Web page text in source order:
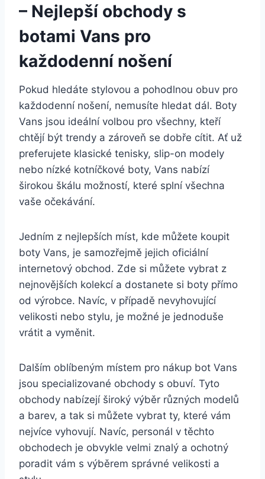
– Nejlepší obchody s
botami Vans ‍pro
každodenní nošení
Pokud hledáte stylovou a pohodlnou obuv pro
každodenní nošení, nemusíte hledat dál. Boty
Vans jsou ⁣ideální volbou pro všechny, kteří
‍chtějí být trendy a zároveň se dobře‍ cítit.‌ Ať už
preferujete⁢ klasické⁢ tenisky, slip-on modely
nebo nízké‌ kotníčkové ‌boty,⁤ Vans nabízí
širokou škálu možností, které splní všechna
vaše očekávání.
Jedním ​z nejlepších ⁤míst, kde můžete koupit
boty Vans, je samozřejmě jejich oficiální
internetový obchod. Zde si můžete vybrat z
nejnovějších kolekcí a dostanete si boty přímo
od výrobce. Navíc, v případě nevyhovující
velikosti nebo stylu, je možné ⁤je jednoduše
vrátit a vyměnit.
Dalším oblíbeným místem⁢ pro nákup bot Vans
jsou specializované obchody s obuví. Tyto
obchody nabízejí široký výběr různých modelů
a barev, ⁣a tak si můžete vybrat ty, které vám
nejvíce vyhovují. Navíc, personál v těchto
obchodech je obvykle velmi znalý a ochotný
poradit vám s výběrem správné velikosti a